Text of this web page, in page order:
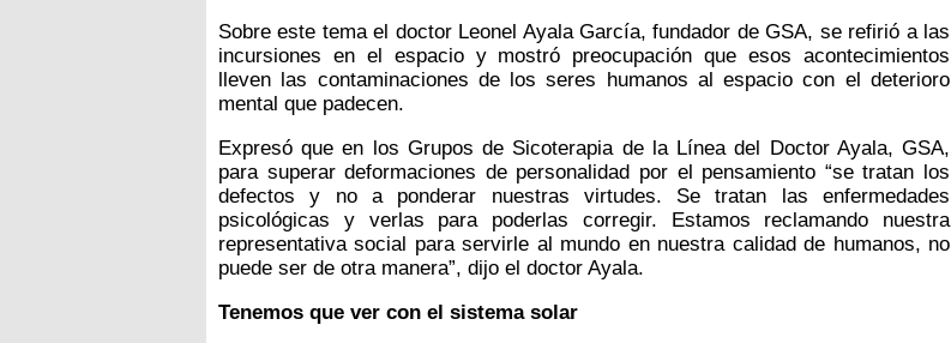
Sobre este tema el doctor Leonel Ayala García, fundador de GSA, se refirió a las
incursiones en el espacio y mostró preocupación que esos acontecimientos
lleven las contaminaciones de los seres humanos al espacio con el deterioro
mental que padecen.
Expresó que en los Grupos de Sicoterapia de la Línea del Doctor Ayala, GSA,
para superar deformaciones de personalidad por el pensamiento “se tratan los
defectos y no a ponderar nuestras virtudes. Se tratan las enfermedades
psicológicas y verlas para poderlas corregir. Estamos reclamando nuestra
representativa social para servirle al mundo en nuestra calidad de humanos, no
puede ser de otra manera”, dijo el doctor Ayala.
Tenemos que ver con el sistema solar